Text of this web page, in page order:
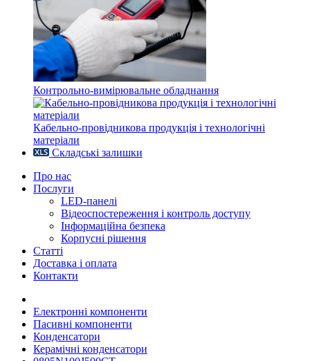
Контрольно-вимірювальне обладнання
Кабельно-провідникова продукція і технологічні
матеріали
Складські залишки
Про нас
Послуги
LED-панелі
Відеоспостереження і контроль доступу
Інформаційна безпека
Корпусні рішення
Статті
Доставка і оплата
Контакти
Електронні компоненти
Пасивні компоненти
Конденсатори
Керамічні конденсатори